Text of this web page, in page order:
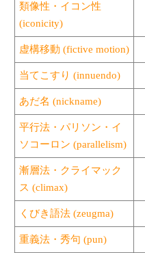
類像性・イコン性
(iconicity)
虚構移動 (fictive motion)
当てこすり (innuendo)
あだ名 (nickname)
平行法・パリソン・イ
ソコーロン (parallelism)
漸層法・クライマック
ス (climax)
くびき語法 (zeugma)
重義法・秀句 (pun)